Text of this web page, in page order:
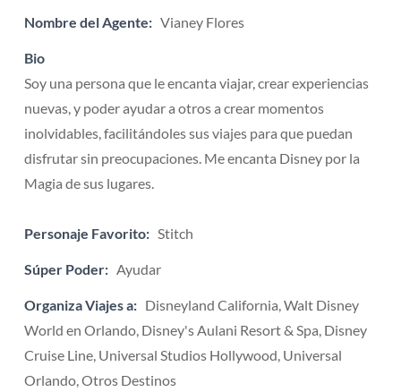
Nombre del Agente: Vianey Flores
Bio
Soy una persona que le encanta viajar, crear experiencias
nuevas, y poder ayudar a otros a crear momentos
inolvidables, facilitándoles sus viajes para que puedan
disfrutar sin preocupaciones. Me encanta Disney por la
Magia de sus lugares.
Personaje Favorito: Stitch
Súper Poder: Ayudar
Organiza Viajes a: Disneyland California, Walt Disney
World en Orlando, Disney's Aulani Resort & Spa, Disney
Cruise Line, Universal Studios Hollywood, Universal
Orlando, Otros Destinos